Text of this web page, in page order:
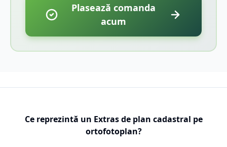
Plasează comanda
acum
Ce reprezintă un Extras de plan cadastral pe
ortofotoplan?